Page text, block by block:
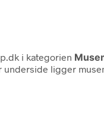
i kategorien
ligger